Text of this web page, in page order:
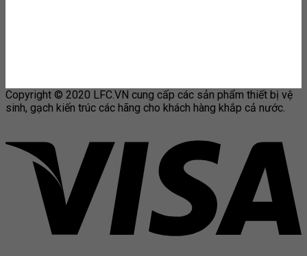
Copyright © 2020 LFC.VN cung cấp các sản phẩm thiết bị vệ
sinh, gạch kiến trúc các hãng cho khách hàng khắp cả nước.